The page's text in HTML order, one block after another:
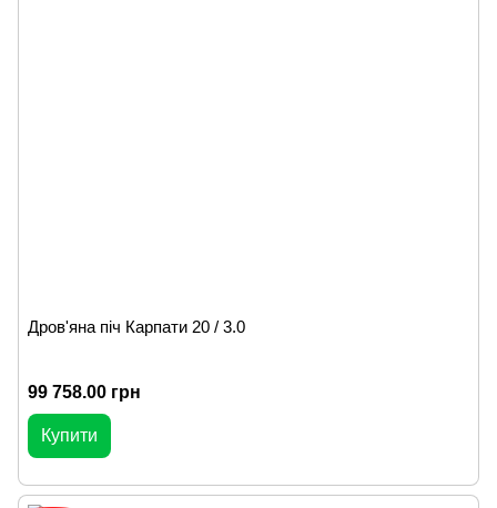
Дров'яна піч Карпати 20 / 3.0
99 758.00 грн
Купити